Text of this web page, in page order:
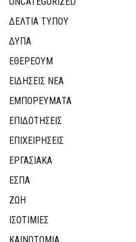
ΔΕΛΤΙΑ ΤΥΠΟΥ
ΔΥΠΑ
ΕΘΈΡΕΟΥΜ
ΕΙΔΗΣΕΙΣ ΝΕΑ
ΕΜΠΟΡΕΥΜΑΤΑ
ΕΠΙΔΟΤΗΣΕΙΣ
ΕΠΙΧΕΙΡΗΣΕΙΣ
ΕΡΓΑΣΙΑΚΑ
ΕΣΠΑ
ΖΩΗ
ΙΣΟΤΙΜΙΕΣ
ΚΑΙΝΟΤΟΜΊΑ